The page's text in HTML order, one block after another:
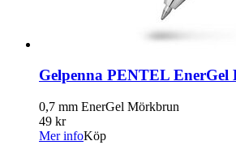
Gelpenna PENTEL
0,7 mm EnerGel Mörkbrun
49 kr
Mer infoKöp